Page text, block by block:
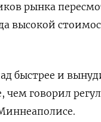
рынка
высокой
быстрее и
чем говорил